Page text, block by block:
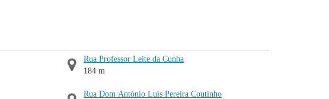
Rua Professor Leite da Cunha
184 m
Rua Dom António Luís Pereira Coutinho